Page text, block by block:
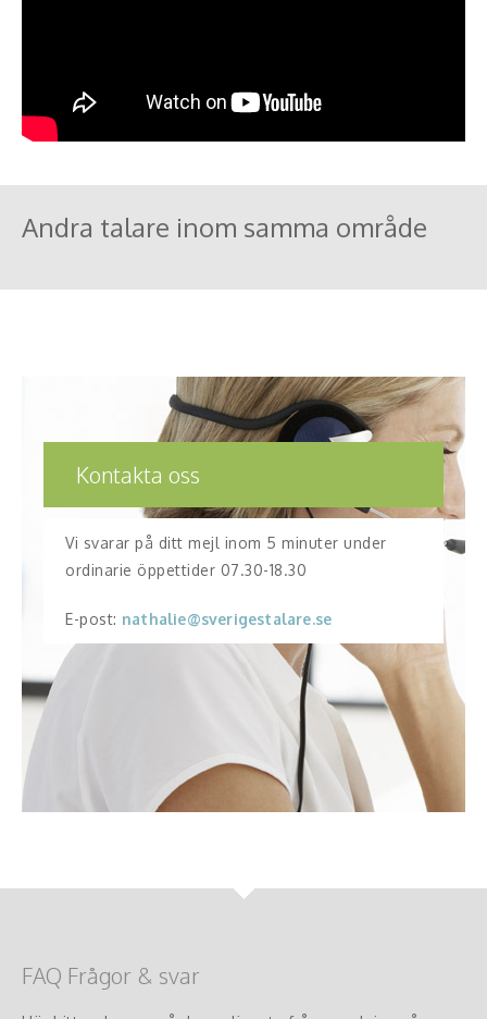
Andra talare inom samma område
Kontakta oss
Vi svarar på ditt mejl inom 5 minuter under
ordinarie öppettider 07.30-18.30
E-post: nathalie@sverigestalare.se
FAQ Frågor & svar